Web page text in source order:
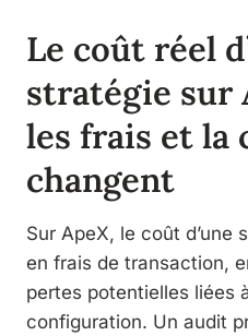
Le coût réel
stratégie sur
les frais et la
changent
Sur ApeX, le coût d’une
en frais de transaction,
pertes potentielles liées
configuration. Un audit